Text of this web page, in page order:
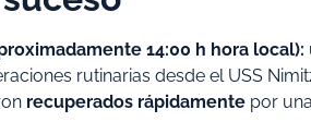
14:00 h hora local):
rutinarias desde el USS
recuperados rápidamente por